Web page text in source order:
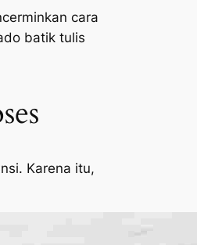
cara
batik tulis
Karena itu,